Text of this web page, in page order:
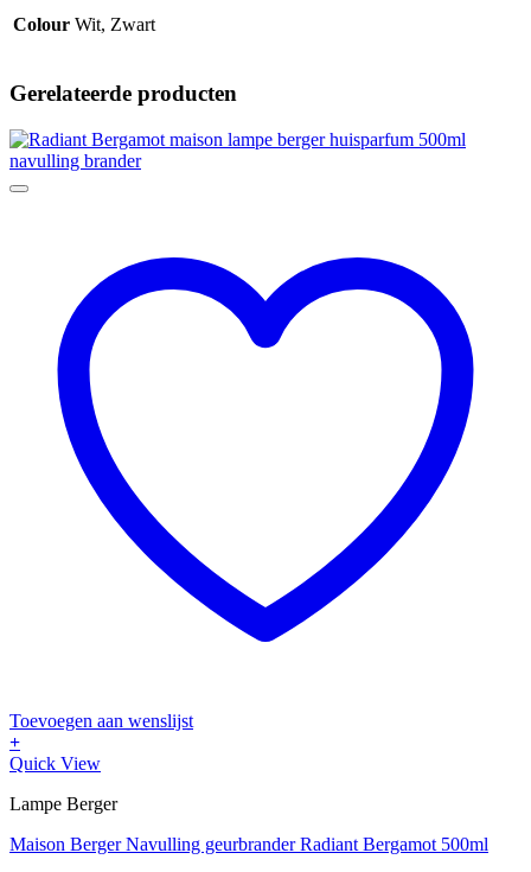
Colour Wit, Zwart
Gerelateerde producten
Toevoegen aan wenslijst
+
Quick View
Lampe Berger
Maison Berger Navulling geurbrander Radiant Bergamot 500ml